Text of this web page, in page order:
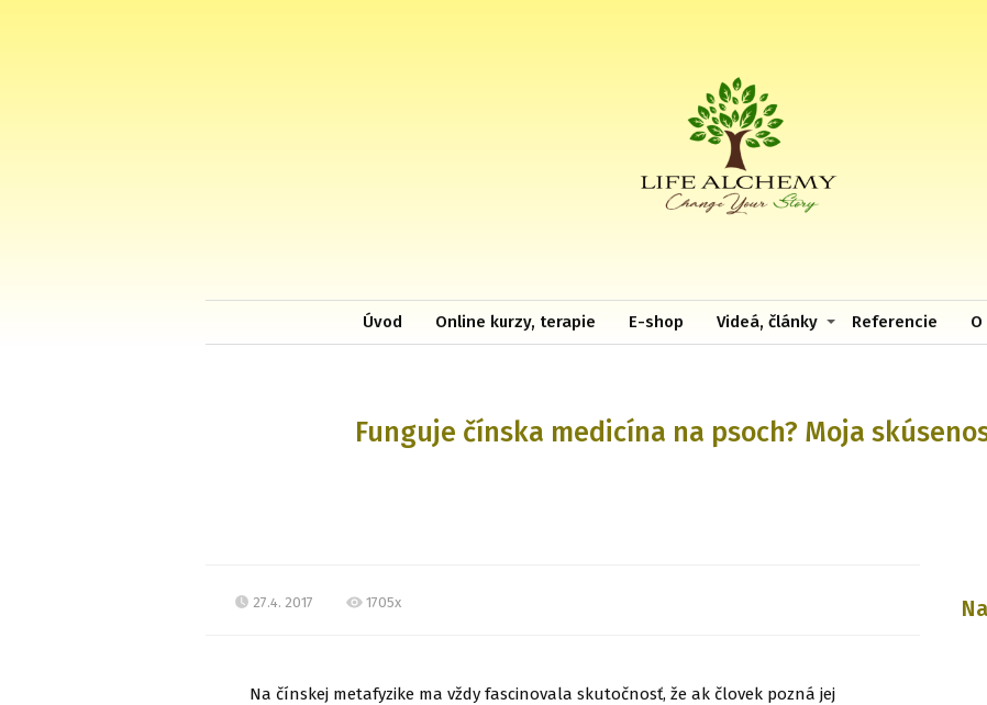
Úvod Online kurzy, terapie E-shop Videá, články Referencie
Funguje čínska medicína na psoch? Moja
27.4. 2017 1705x
Na čínskej metafyzike ma vždy fascinovala skutočnosť, že ak človek pozná jej